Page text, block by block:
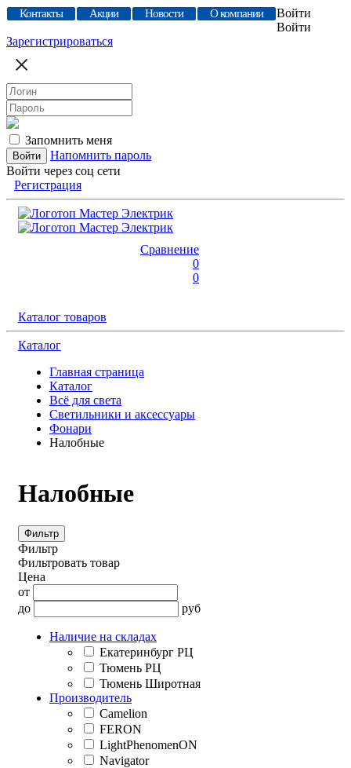
Контакты Акции Новости О компании
Войти
Войти
Зарегистрироваться
Запомнить меня
Напомнить пароль
Войти через соц сети
Регистрация
Сравнение
0
0
Каталог товаров
Каталог
Главная страница
Каталог
Всё для света
Светильники и аксессуары
Фонари
Налобные
Налобные
Фильтр
Фильтр
Фильтровать товар
Цена
от
до
руб
Наличие на складах
Екатеринбург РЦ
Тюмень РЦ
Тюмень Широтная
Производитель
Camelion
FERON
LightPhenomenON
Navigator